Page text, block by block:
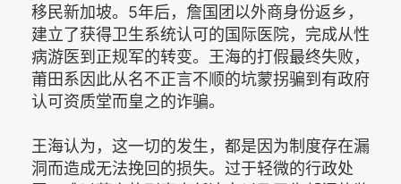
移民新加坡。5年后，詹国团以外商身份返乡，
建立了获得卫生系统认可的国际医院，完成从性
病游医到正规军的转变。王海的打假最终失败，
莆田系因此从名不正言不顺的坑蒙拐骗到有政府
认可资质堂而皇之的诈骗。
王海认为，这一切的发生，都是因为制度存在漏
洞而造成无法挽回的损失。过于轻微的行政处